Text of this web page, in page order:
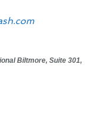
Biltmore, Suite 301,